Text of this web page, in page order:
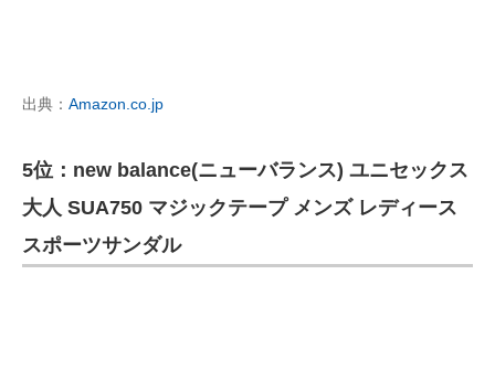
出典： Amazon.co.jp
5位：new balance(ニューバランス) ユニセックス
大人 SUA750 マジックテープ メンズ レディース
スポーツサンダル